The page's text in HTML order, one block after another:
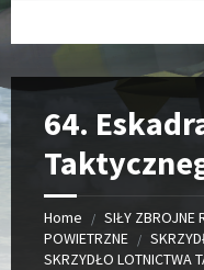
64.
Home / SIŁY ZBROJNE
POWIETRZNE /
SKRZYDŁO LOTNICTWA